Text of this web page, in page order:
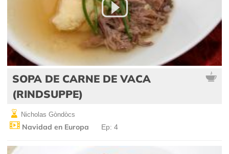
SOPA DE CARNE DE VACA
(RINDSUPPE)
Nicholas Gòndòcs
Navidad en Europa Ep: 4